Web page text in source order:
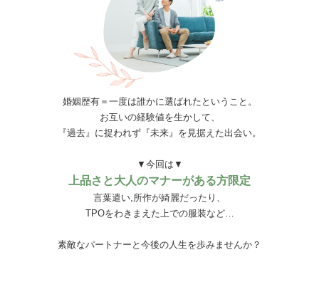
婚姻歴有＝一度は誰かに選ばれたということ。
お互いの経験値を生かして、
『過去』に捉われず『未来』を見据えた出会い。
▼今回は▼
上品さと大人のマナーがある方限定
言葉遣い,所作が綺麗だったり、
TPOをわきまえた上での服装など…
素敵なパートナーと今後の人生を歩みませんか？